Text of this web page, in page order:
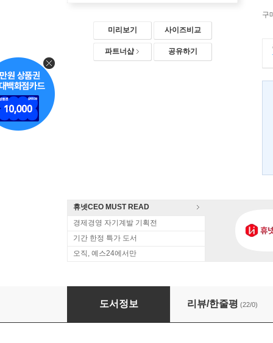
미리보기 사이즈비교
파트너샵 공유하기
구
휴넷CEO MUST READ
경제경영 자기계발 기획전
기간 한정 특가 도서
오직, 예스24에서만
거대한 침체
도서정보 리뷰/한줄평 (22/0)